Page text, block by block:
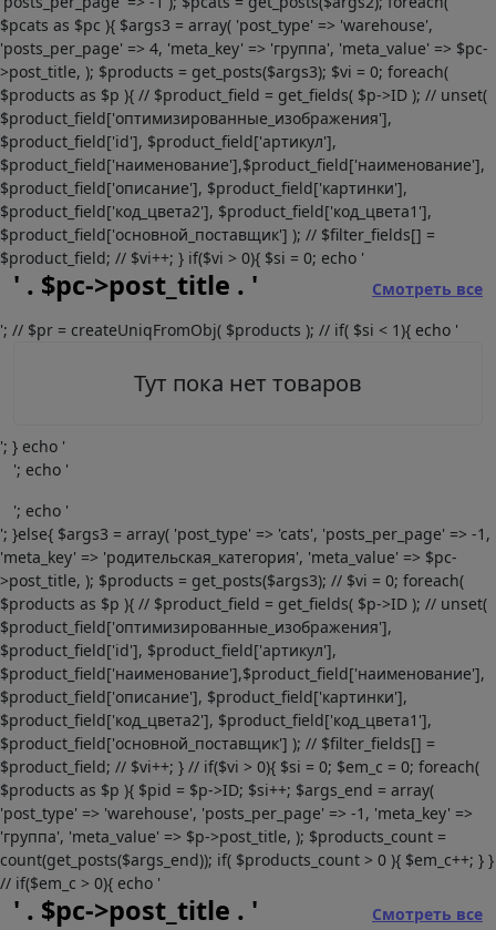
$pcats as $pc ){ $args3 = array( 'post_type' => 'warehouse',
'posts_per_page' => 4, 'meta_key' => 'группа', 'meta_value' => $pc-
>post_title, ); $products = get_posts($args3); $vi = 0; foreach(
$products as $p ){ // $product_field = get_fields( $p->ID ); // unset(
$product_field['оптимизированные_изображения'],
$product_field['id'], $product_field['артикул'],
$product_field['наименование'],$product_field['наименование'],
$product_field['описание'], $product_field['картинки'],
$product_field['код_цвета2'], $product_field['код_цвета1'],
$product_field['основной_поставщик'] ); // $filter_fields[] =
$product_field; // $vi++; } if($vi > 0){ $si = 0; echo '
' . $pc->post_title . '
Смотреть все
'; // $pr = createUniqFromObj( $products ); // if( $si < 1){ echo '
Тут пока нет товаров
'; } echo '
'; echo '
'; echo '
'; }else{ $args3 = array( 'post_type' => 'cats', 'posts_per_page' => -1,
'meta_key' => 'родительская_категория', 'meta_value' => $pc-
>post_title, ); $products = get_posts($args3); // $vi = 0; foreach(
$products as $p ){ // $product_field = get_fields( $p->ID ); // unset(
$product_field['оптимизированные_изображения'],
$product_field['id'], $product_field['артикул'],
$product_field['наименование'],$product_field['наименование'],
$product_field['описание'], $product_field['картинки'],
$product_field['код_цвета2'], $product_field['код_цвета1'],
$product_field['основной_поставщик'] ); // $filter_fields[] =
$product_field; // $vi++; } // if($vi > 0){ $si = 0; $em_c = 0; foreach(
$products as $p ){ $pid = $p->ID; $si++; $args_end = array(
'post_type' => 'warehouse', 'posts_per_page' => -1, 'meta_key' =>
'группа', 'meta_value' => $p->post_title, ); $products_count =
count(get_posts($args_end)); if( $products_count > 0 ){ $em_c++; } }
// if($em_c > 0){ echo '
' . $pc->post_title . '
Смотреть все